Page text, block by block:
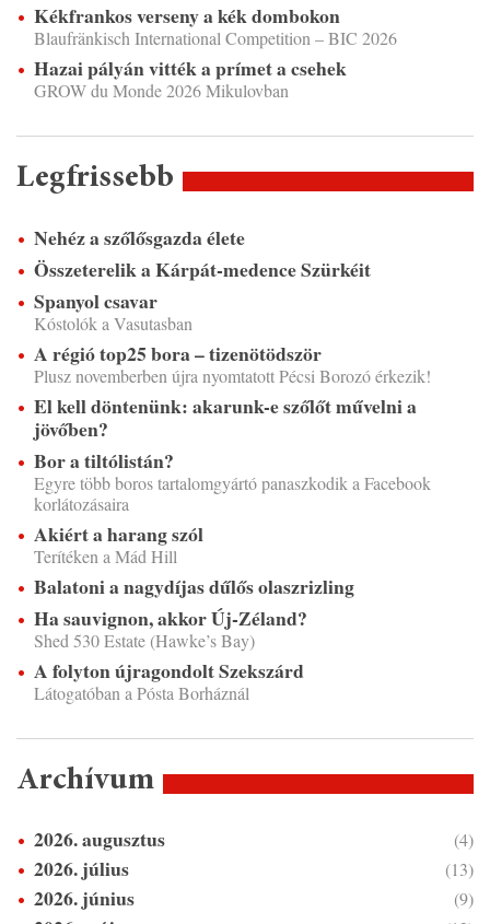
Kékfrankos verseny a kék dombokon
Blaufränkisch International Competition – BIC 2026
Hazai pályán vitték a prímet a csehek
GROW du Monde 2026 Mikulovban
Legfrissebb
Nehéz a szőlősgazda élete
Összeterelik a Kárpát-medence Szürkéit
Spanyol csavar
Kóstolók a Vasutasban
A régió top25 bora – tizenötödször
Plusz novemberben újra nyomtatott Pécsi Borozó érkezik!
El kell döntenünk: akarunk-e szőlőt művelni a
jövőben?
Bor a tiltólistán?
Egyre több boros tartalomgyártó panaszkodik a Facebook
korlátozásaira
Akiért a harang szól
Terítéken a Mád Hill
Balatoni a nagydíjas dűlős olaszrizling
Ha sauvignon, akkor Új-Zéland?
Shed 530 Estate (Hawke’s Bay)
A folyton újragondolt Szekszárd
Látogatóban a Pósta Borháznál
Archívum
2026. augusztus (4)
2026. július (13)
2026. június (9)